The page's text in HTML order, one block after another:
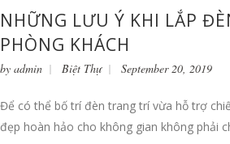
NHỮNG LƯU Ý KHI LẮP
PHÒNG KHÁCH
by admin Biệt Thự September 20, 2019
Để có thể bố trí đèn trang trí vừa hỗ trợ
đẹp hoàn hảo cho không gian không phải